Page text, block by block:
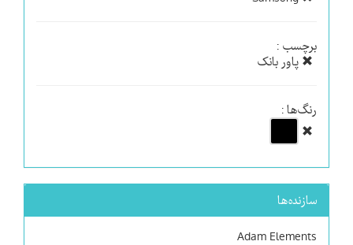
برچسب :
پاور بانک
رنگ‌ها :
سازنده‌ها
Adam Elements